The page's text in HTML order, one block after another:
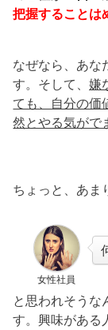
把握することは
なぜなら、あな
す。そして、嫌
ても、自分の価
然とやる気がで
ちょっと、あま
女性社員
と思われそうな
す。興味がある